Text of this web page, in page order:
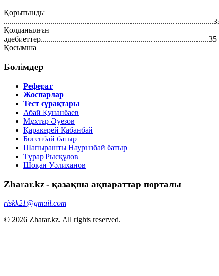
Қорытынды
Қолданылған
әдебиеттер......................................................................................35
Қосымша
Бөлімдер
Реферат
Жоспарлар
Тест сұрақтары
Абай Құнанбаев
Мұхтар Әуезов
Қаракерей Қабанбай
Бөгенбай батыр
Шапырашты Наурызбай батыр
Тұрар Рысқұлов
Шоқан Уәлиханов
Zharar.kz - қазақша ақпараттар порталы
riskk21@gmail.com
© 2026 Zharar.kz. All rights reserved.